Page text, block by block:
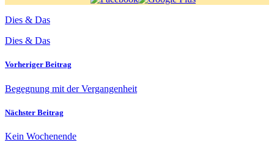
Dies & Das
Dies & Das
Vorheriger Beitrag
Begegnung mit der Vergangenheit
Nächster Beitrag
Kein Wochenende